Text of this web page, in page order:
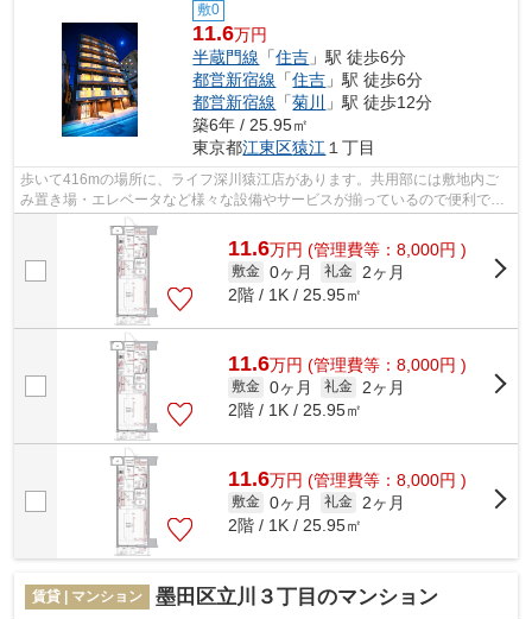
敷0
11.6万円
半蔵門線 「住吉 」駅 徒歩6分
都営新宿線 「住吉 」駅 徒歩6分
都営新宿線 「菊川
」駅 徒歩12分
築6年 / 25.95㎡
東京都江東区猿江１丁目
歩いて416mの場所に、ライフ深川猿江店があります。共用部には敷地内ご
み置き場・エレベータなど様々な設備やサービスが揃っているので便利で
す。2020年築の物件です。目立つ外観と洗...
11.6万円 (管理費等：8,000円 )
敷金 0ヶ月 礼金
2ヶ月
2階 / 1K / 25.95㎡
11.6万円 (管理費等：8,000円 )
敷金 0ヶ月 礼金
2ヶ月
2階 / 1K / 25.95㎡
11.6万円 (管理費等：8,000円 )
敷金 0ヶ月 礼金
2ヶ月
2階 / 1K / 25.95㎡
賃貸 | マンション 墨田区立川３丁目のマンション